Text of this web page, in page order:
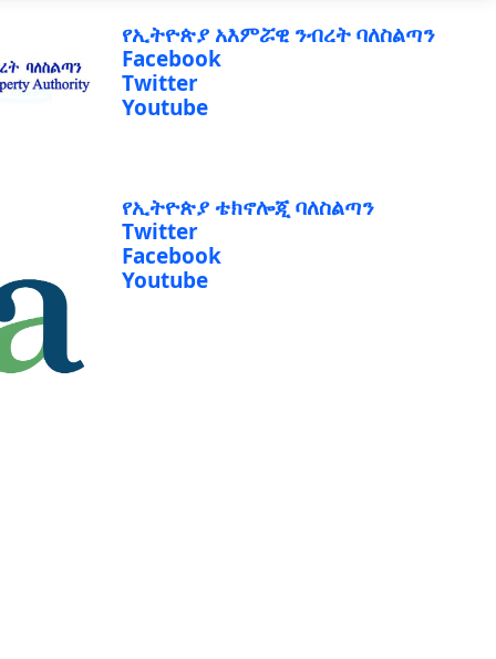
የኢትዮጵያ አእምሯዊ ንብረት ባለስልጣን
Facebook
Twitter
Youtube
የኢትዮጵያ ቴክኖሎጂ ባለስልጣን
Twitter
Facebook
Youtube